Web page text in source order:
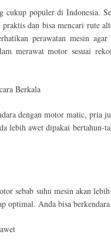
populer di Indonesia.
praktis dan bisa mencari rute
perawatan mesin
merawat motor sesuai
Berkala
dengan motor matic, pria
lebih awet dipakai bertahun-
sebab suhu mesin akan
optimal. Anda bisa